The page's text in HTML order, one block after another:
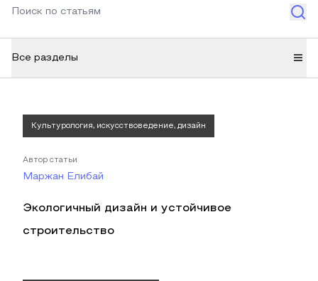
Все разделы
Культурология, искусствоведение, дизайн
Автор статьи
Маржан Елибай
Экологичный дизайн и устойчивое
строительство